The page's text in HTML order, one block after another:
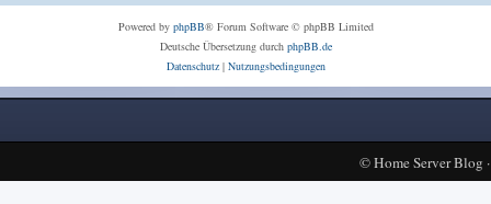
Powered by phpBB® Forum Software © phpBB Limited
Deutsche Übersetzung durch phpBB.de
Datenschutz| Nutzungsbedingungen
©Home Server Blog